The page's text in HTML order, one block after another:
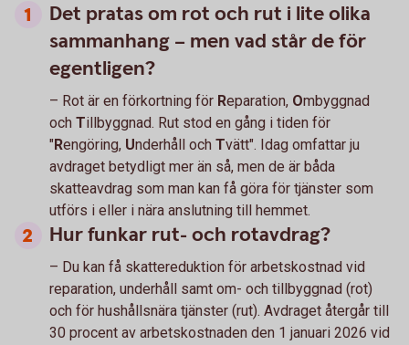
Det pratas om rot och rut i lite olika
sammanhang – men vad står de för
egentligen?
– Rot är en förkortning för Reparation, Ombyggnad
och Tillbyggnad. Rut stod en gång i tiden för
"Rengöring, Underhåll och Tvätt". Idag omfattar ju
avdraget betydligt mer än så, men de är båda
skatteavdrag som man kan få göra för tjänster som
utförs i eller i nära anslutning till hemmet.
Hur funkar rut- och rotavdrag?
– Du kan få skattereduktion för arbetskostnad vid
reparation, underhåll samt om- och tillbyggnad (rot)
och för hushållsnära tjänster (rut). Avdraget återgår till
30 procent av arbetskostnaden den 1 januari 2026 vid